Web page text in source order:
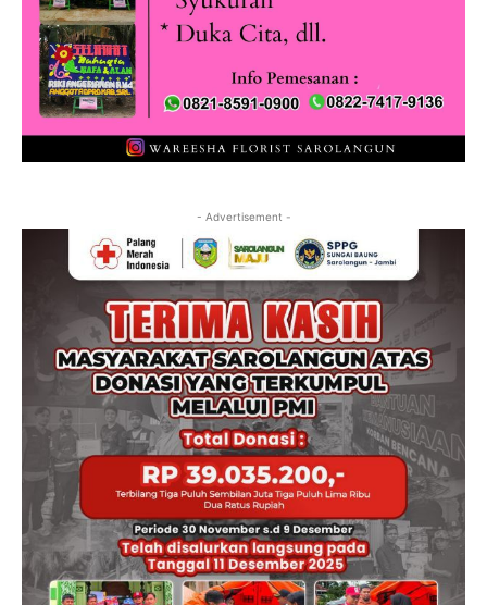
- Advertisement -